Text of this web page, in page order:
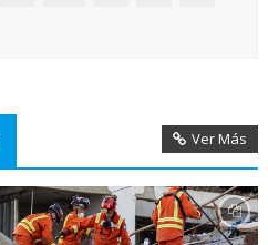
Ver Más